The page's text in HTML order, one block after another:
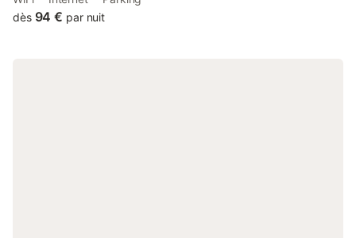
views, and is 6 km from Hirondelle Golf Course.
dès 94 € par nuit